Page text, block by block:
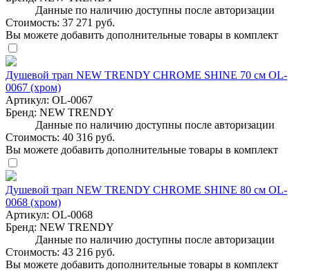
Данные по наличию доступны после авторизации
Стоимость: 37 271 руб.
Вы можете добавить дополнительные товары в комплект
Душевой трап NEW TRENDY CHROME SHINE 70 см OL-
0067 (хром)
Артикул: OL-0067
Бренд: NEW TRENDY
Данные по наличию доступны после авторизации
Стоимость: 40 316 руб.
Вы можете добавить дополнительные товары в комплект
Душевой трап NEW TRENDY CHROME SHINE 80 см OL-
0068 (хром)
Артикул: OL-0068
Бренд: NEW TRENDY
Данные по наличию доступны после авторизации
Стоимость: 43 216 руб.
Вы можете добавить дополнительные товары в комплект